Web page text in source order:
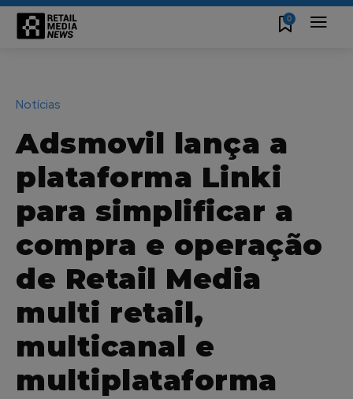
0
Notícias
Adsmovil lança a
plataforma Linki
para simplificar a
compra e operação
de Retail Media
multi retail,
multicanal e
multiplataforma